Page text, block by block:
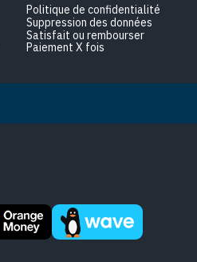
Politique de confidentialité
Suppression des données
Satisfait ou rembourser
Paiement X fois